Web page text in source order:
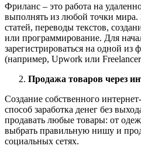
Фриланс – это работа на
выполнять из любой точки
статей, переводы текстов,
или программирование. Для
зарегистрироваться на одной из
(например, Upwork или
Продажа товаров через
Создание собственного
способ заработка денег без
продавать любые товары: от
выбрать правильную нишу и
социальных сетях.